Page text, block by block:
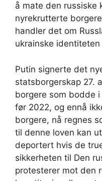
å mate den russiske
nyrekrutterte
handler det om
ukrainske
Putin signerte det
statsborgerskap 27.
borgere som bodde
før 2022, og ennå
borgere, nå regnes
til denne loven kan
deportert hvis de
sikkerheten til Den
protesterer mot den